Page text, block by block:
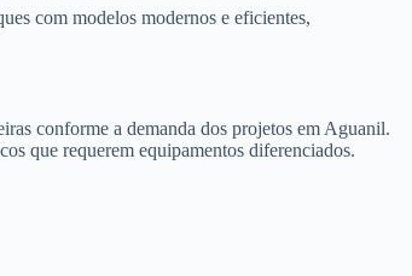
com modelos modernos e eficientes,
conforme a demanda dos projetos em Aguanil.
que requerem equipamentos diferenciados.